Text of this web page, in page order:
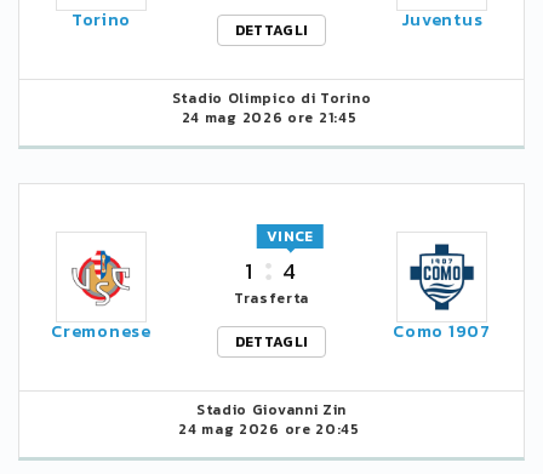
Torino
DETTAGLI
Juventus
Stadio Olimpico di Torino
24 mag 2026 ore 21:45
Cremonese
1 4
VINCE
Trasferta
DETTAGLI
Como 1907
Stadio Giovanni Zin
24 mag 2026 ore 20:45